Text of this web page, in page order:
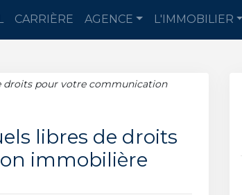
CARRIÈRE AGENCE L'IMMOBILIER
droits pour votre communication
libres de droits
immobilière